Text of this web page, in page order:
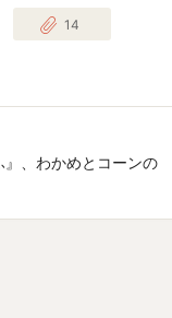
14
、わかめとコーンの